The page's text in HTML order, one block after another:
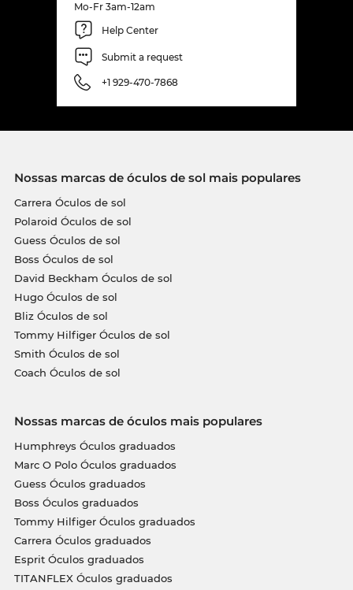
Mo-Fr 3am-12am
Help Center
Submit a request
+1 929-470-7868
Nossas marcas de óculos de sol mais populares
Carrera Óculos de sol
Polaroid Óculos de sol
Guess Óculos de sol
Boss Óculos de sol
David Beckham Óculos de sol
Hugo Óculos de sol
Bliz Óculos de sol
Tommy Hilfiger Óculos de sol
Smith Óculos de sol
Coach Óculos de sol
Nossas marcas de óculos mais populares
Humphreys Óculos graduados
Marc O Polo Óculos graduados
Guess Óculos graduados
Boss Óculos graduados
Tommy Hilfiger Óculos graduados
Carrera Óculos graduados
Esprit Óculos graduados
TITANFLEX Óculos graduados